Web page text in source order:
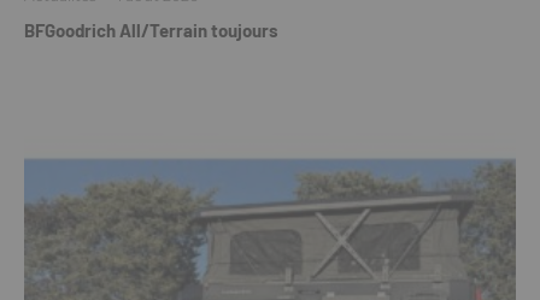
BFGoodrich All/Terrain toujours